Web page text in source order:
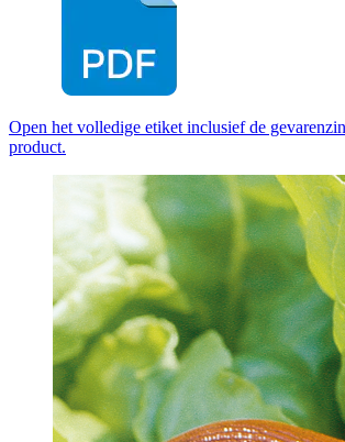
Open het volledige etiket inclusief de
product.